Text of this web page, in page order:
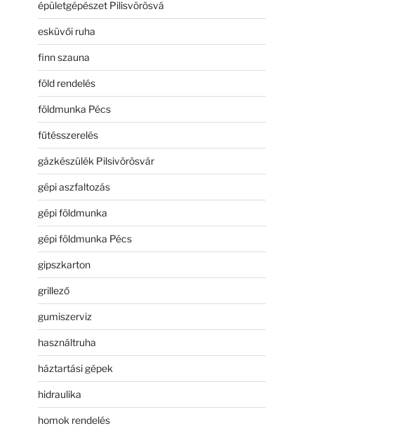
épületgépészet Pilisvörösvá
esküvői ruha
finn szauna
föld rendelés
földmunka Pécs
fűtésszerelés
gázkészülék Pilsivörösvár
gépi aszfaltozás
gépi földmunka
gépi földmunka Pécs
gipszkarton
grillező
gumiszerviz
használtruha
háztartási gépek
hidraulika
homok rendelés